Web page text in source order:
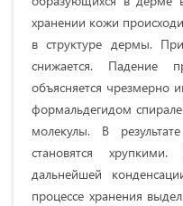
хранении кожи
в структуре дермы.
снижается. Падение
объясняется чрезмерно
формальдегидом
молекулы. В
становятся
дальнейшей
процессе хранения